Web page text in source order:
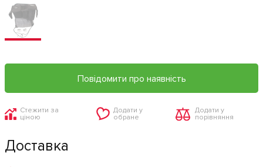
Повідомити про наявність
Стежити за
ціною
Додати у
обране
Додати у
порівняння
Доставка